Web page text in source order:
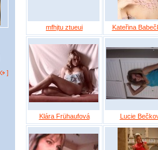
]
mfhjtu ztueui Kateřina
Klára Frühaufová Lucie